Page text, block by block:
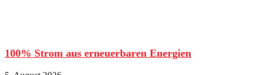
100% Strom aus erneuerbaren Energien